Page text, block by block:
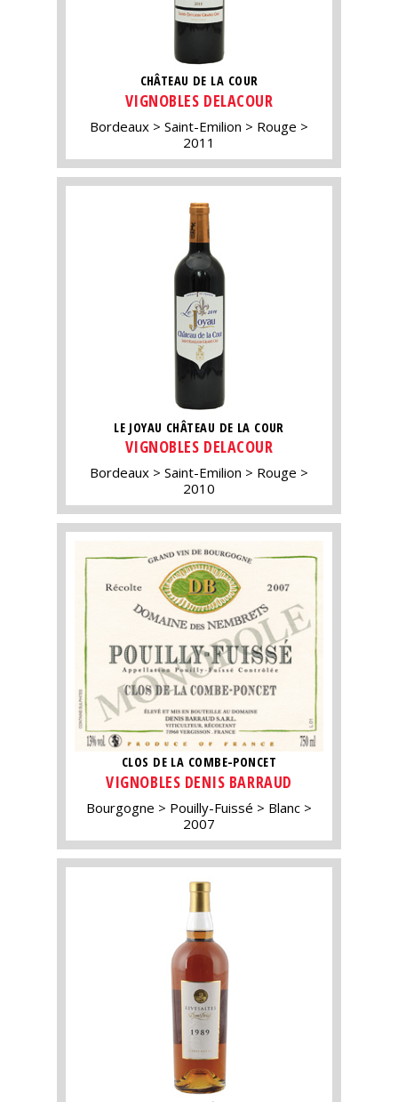
CHÂTEAU DE LA COUR
VIGNOBLES DELACOUR
Bordeaux Saint-Emilion
Rouge
2011
LE JOYAU CHÂTEAU DE LA COUR
VIGNOBLES DELACOUR
Bordeaux Saint-Emilion
Rouge
2010
CLOS DE LA COMBE-PONCET
VIGNOBLES DENIS BARRAUD
Bourgogne Pouilly-Fuissé
Blanc
2007